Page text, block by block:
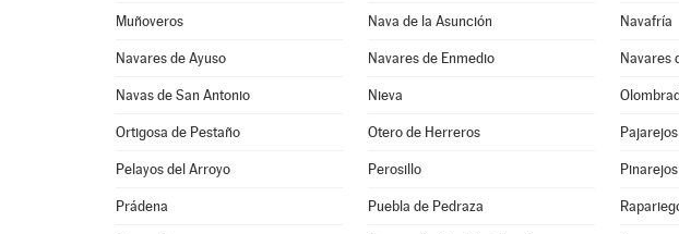
Muñoveros Nava de la Asunción Navafría
Navares de Ayuso Navares de Enmedio Navares
Navas de San Antonio Nieva
Ortigosa de Pestaño Otero de Herreros Pajarejos
Pelayos del Arroyo Perosillo Pinarejos
Prádena Puebla de Pedraza